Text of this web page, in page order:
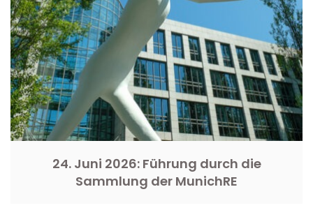
24. Juni 2026: Führung durch die
Sammlung der MunichRE